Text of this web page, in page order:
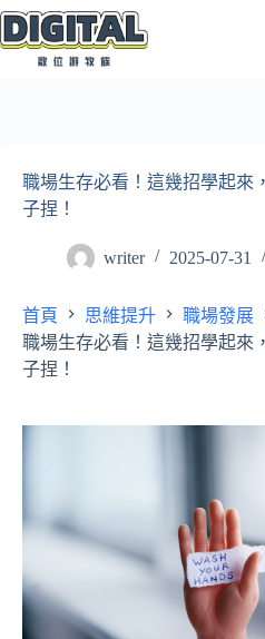
跳
至
職場生存必看！這幾招學起來
子捏！
writer 2025-07-31
首頁 思維提升
職場發展
職場生存必看！這幾招學起來
子捏！